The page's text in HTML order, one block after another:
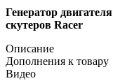
Генератор
скутеров Racer
Описание
Дополнения к товару
Видео